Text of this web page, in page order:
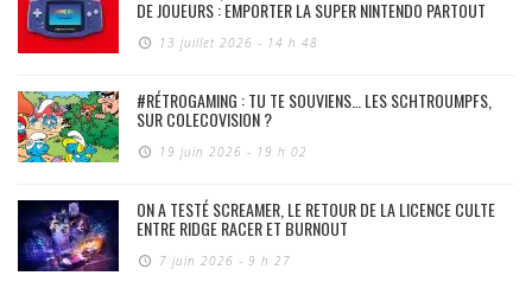
DE JOUEURS : EMPORTER LA SUPER NINTENDO PARTOUT
13 juillet 2026 - 14 h 48
#RÉTROGAMING : TU TE SOUVIENS… LES SCHTROUMPFS,
SUR COLECOVISION ?
19 juin 2026 - 19 h 02
ON A TESTÉ SCREAMER, LE RETOUR DE LA LICENCE CULTE
ENTRE RIDGE RACER ET BURNOUT
7 juin 2026 - 9 h 27